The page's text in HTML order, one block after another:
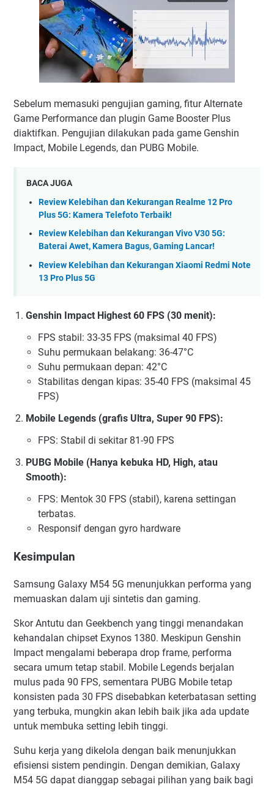
Sebelum memasuki pengujian gaming, fitur Alternate
Game Performance dan plugin Game Booster Plus
diaktifkan. Pengujian dilakukan pada game Genshin
Impact, Mobile Legends, dan PUBG Mobile.
BACA JUGA
Review Kelebihan dan Kekurangan Realme 12 Pro
Plus 5G: Kamera Telefoto Terbaik!
Review Kelebihan dan Kekurangan Vivo V30 5G:
Baterai Awet, Kamera Bagus, Gaming Lancar!
Review Kelebihan dan Kekurangan Xiaomi Redmi Note
13 Pro Plus 5G
Genshin Impact Highest 60 FPS (30 menit):
FPS stabil: 33-35 FPS (maksimal 40 FPS)
Suhu permukaan belakang: 36-47°C
Suhu permukaan depan: 42°C
Stabilitas dengan kipas: 35-40 FPS (maksimal 45
FPS)
Mobile Legends (grafis Ultra, Super 90 FPS):
FPS: Stabil di sekitar 81-90 FPS
PUBG Mobile (Hanya kebuka HD, High, atau
Smooth):
FPS: Mentok 30 FPS (stabil), karena settingan
terbatas.
Responsif dengan gyro hardware
Kesimpulan
Samsung Galaxy M54 5G menunjukkan performa yang
memuaskan dalam uji sintetis dan gaming.
Skor Antutu dan Geekbench yang tinggi menandakan
kehandalan chipset Exynos 1380. Meskipun Genshin
Impact mengalami beberapa drop frame, performa
secara umum tetap stabil. Mobile Legends berjalan
mulus pada 90 FPS, sementara PUBG Mobile tetap
konsisten pada 30 FPS disebabkan keterbatasan setting
yang terbuka, mungkin akan lebih baik jika ada update
untuk membuka setting lebih tinggi.
Suhu kerja yang dikelola dengan baik menunjukkan
efisiensi sistem pendingin. Dengan demikian, Galaxy
M54 5G dapat dianggap sebagai pilihan yang baik bagi